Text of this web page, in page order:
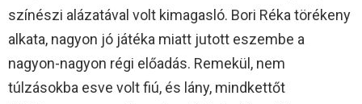
színészi alázatával volt kimagasló. Bori Réka törékeny
alkata, nagyon jó játéka miatt jutott eszembe a
nagyon-nagyon régi előadás. Remekül, nem
túlzásokba esve volt fiú, és lány, mindkettőt